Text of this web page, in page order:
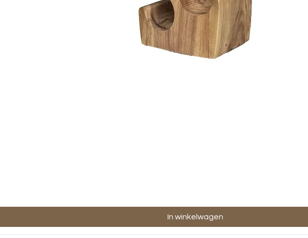
In winkelwagen